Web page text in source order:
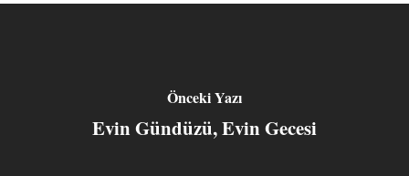
Önceki Yazı
Evin Gündüzü, Evin Gecesi